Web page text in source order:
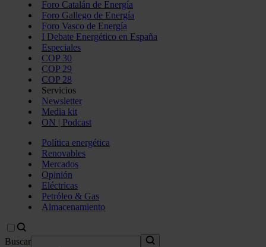
Foro Catalán de Energía
Foro Gallego de Energía
Foro Vasco de Energía
I Debate Energético en España
Especiales
COP 30
COP 29
COP 28
Servicios
Newsletter
Media kit
ON | Podcast
Política energética
Renovables
Mercados
Opinión
Eléctricas
Petróleo & Gas
Almacenamiento
Buscar